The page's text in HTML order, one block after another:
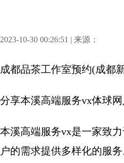
2023-10-30 00:26:51 | 来源：
成都品茶工作室预约(成都
分享本溪高端服务vx体球
本溪高端服务vx是一家致
户的需求提供多样化的服务